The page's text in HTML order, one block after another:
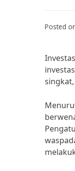
Posted